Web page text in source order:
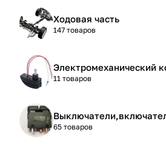
Ходовая часть
147 товаров
Электромеханический
11 товаров
65 товаров